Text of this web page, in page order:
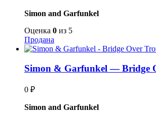
Simon and Garfunkel
Оценка 0 из 5
Продана
Simon & Garfunkel — Bridge
0 ₽
Simon and Garfunkel